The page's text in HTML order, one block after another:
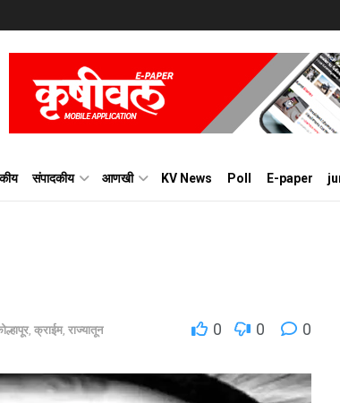
संपादकीय आणखी KV News Poll E-paper
, क्राईम, राज्यातून 0 0 0